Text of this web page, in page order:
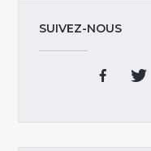
SUIVEZ-NOUS